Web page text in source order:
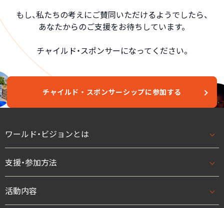
もし、私たちの考えにご賛同いただけるようでしたら、
あなたからのご支援をお待ちしています。
チャイルド・スポンサーになってください。
チャイルド・スポンサーシップに参加する
ワールド・ビジョンとは
ワールド・ビジョンとはトップ
基本理念・ビジョン/ミッション
支援・参加方法
支援・参加方法トップ
活動内容